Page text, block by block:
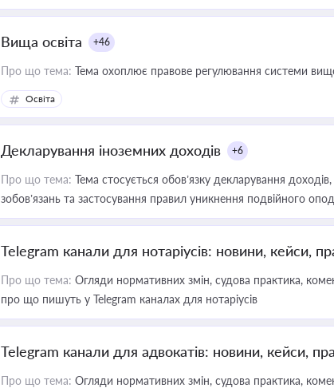
Вища освіта +46
Про що тема: Тема охоплює правове регулювання системи вищої
Освіта
Декларування іноземних доходів +6
Про що тема: Тема стосується обов’язку декларування
зобов’язань та застосування правил уникнення подвійного
Telegram канали для нотаріусів: новини, кейси,
Про що тема: Огляди нормативних змін, судова практика,
про що пишуть у Telegram каналах для нотаріусів
Telegram канали для адвокатів: новини, кейси,
Про що тема: Огляди нормативних змін, судова практика,